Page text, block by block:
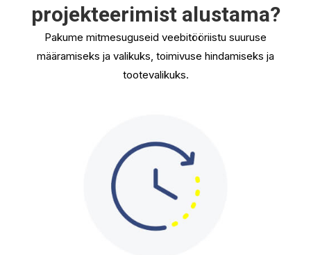
projekteerimist alustama?
Pakume mitmesuguseid veebitööriistu suuruse
määramiseks ja valikuks, toimivuse hindamiseks ja
tootevalikuks.